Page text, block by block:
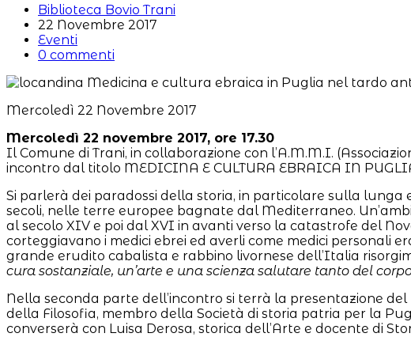
Autore
dell'articolo:
Biblioteca Bovio Trani
Articolo
pubblicato:
22 Novembre 2017
Categoria
dell'articolo:
Eventi
Commenti
0 commenti
Mercoledì 22 Novembre 2017
Mercoledì 22 novembre 2017, ore 17.30
Il Comune di Trani, in collaborazione con l’A.M.M.I.
incontro dal titolo MEDICINA E CULTURA EBRAICA IN
Si parlerà dei paradossi della storia, in particolare sulla
secoli, nelle terre europee bagnate dal Mediterraneo.
al secolo XIV e poi dal XVI in avanti verso la catastrofe del
corteggiavano i medici ebrei ed averli come medici personali
grande erudito cabalista e rabbino livornese dell’Italia
cura sostanziale, un’arte e una scienza salutare tanto del
Nella seconda parte dell’incontro si terrà la presentazione del
della Filosofia, membro della Società di storia patria per la
converserà con Luisa Derosa, storica dell’Arte e docente di